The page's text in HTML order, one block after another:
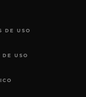
DE USO
DE USO